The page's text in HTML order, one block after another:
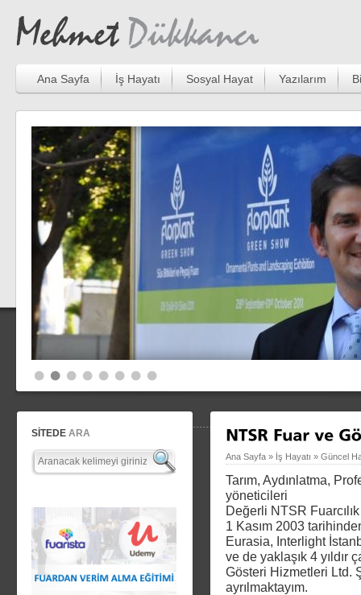
Ana Sayfa İş Hayatı Sosyal Hayat Yazılarım
SİTEDE ARA
Ana Sayfa » İş Hayatı » Güncel
Tarım, Aydınlatma,
yöneticileri
Değerli NTSR
1 Kasım 2003
Eurasia, Interlight
ve de yaklaşık 4 yıldır
Gösteri Hizmetleri Ltd.
ayrılmaktayım.